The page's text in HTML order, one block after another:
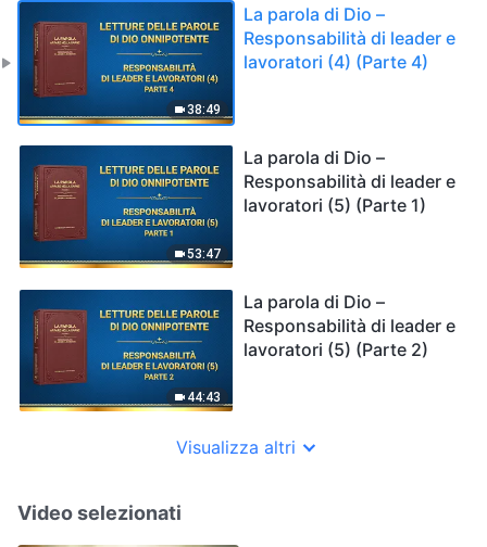
38:49
La parola di Dio –
Responsabilità di leader e
lavoratori (4) (Parte 4)
53:47
La parola di Dio –
Responsabilità di leader e
lavoratori (5) (Parte 1)
44:43
La parola di Dio –
Responsabilità di leader e
lavoratori (5) (Parte 2)
Visualizza altri
Video selezionati